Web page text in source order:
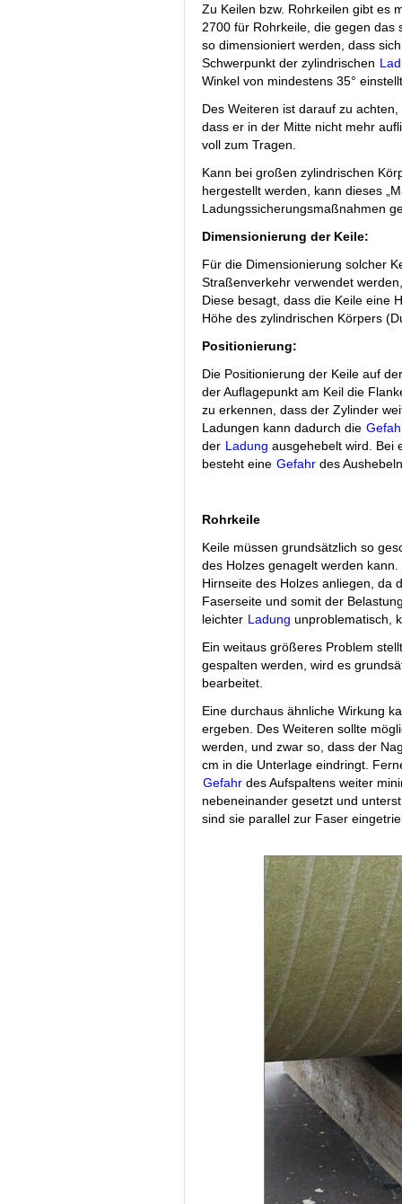
Zu Keilen bzw. Rohrkeilen gibt es
2700 für Rohrkeile, die gegen das
so dimensioniert werden, dass
Schwerpunkt der zylindrischen
Winkel von mindestens 35°
Des Weiteren ist darauf zu
dass er in der Mitte nicht mehr
voll zum Tragen.
Kann bei großen zylindrischen
hergestellt werden, kann dieses
Ladungssicherungsmaßnahmen
Dimensionierung der Keile:
Für die Dimensionierung solcher
Straßenverkehr verwendet
Diese besagt, dass die Keile eine
Höhe des zylindrischen Körpers
Positionierung:
Die Positionierung der Keile auf
der Auflagepunkt am Keil die
zu erkennen, dass der Zylinder
Ladungen kann dadurch die
der Ladung ausgehebelt wird. Bei
besteht eine Gefahr des
Rohrkeile
Keile müssen grundsätzlich so
des Holzes genagelt werden
Hirnseite des Holzes anliegen, da
Faserseite und somit der
leichter Ladung unproblematisch,
Ein weitaus größeres Problem
gespalten werden, wird es
bearbeitet.
Eine durchaus ähnliche Wirkung
ergeben. Des Weiteren sollte
werden, und zwar so, dass der
cm in die Unterlage eindringt.
Gefahr des Aufspaltens weiter
nebeneinander gesetzt und
sind sie parallel zur Faser